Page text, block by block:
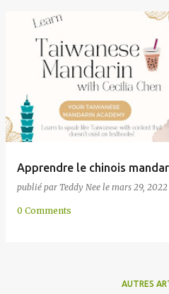
Apprendre le chinois
publié par Teddy Nee le mars 29, 2022
0 Comments
AUTRES